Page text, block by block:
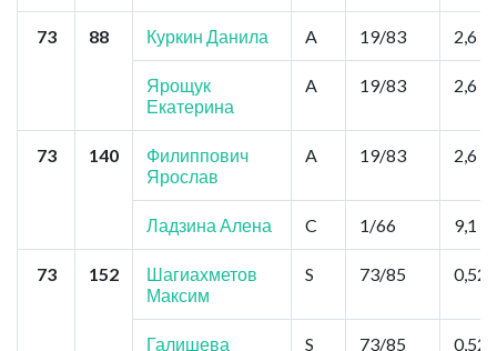
73 88 Куркин Данила A 19/83 2,6
Ярощук
Екатерина
A 19/83 2,6
73 140
Филиппович
Ярослав
A 19/83 2,6
Ладзина Алена C 1/66 9,1
73 152
Шагиахметов
Максим
S 73/85 0,52
Галишева S 73/85 0,52